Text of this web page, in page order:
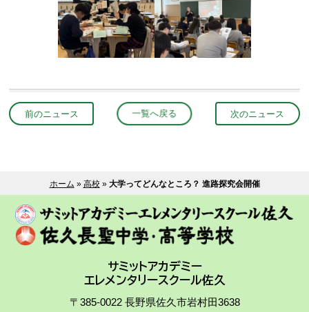
前のニュース 一覧へ戻る 次のニュース
ホーム » 高校» 大学ってどんなところ？ 進路探究会開催
サミットアカデミー
エレメンタリースクール佐久
〒385-0022 長野県佐久市岩村田3638